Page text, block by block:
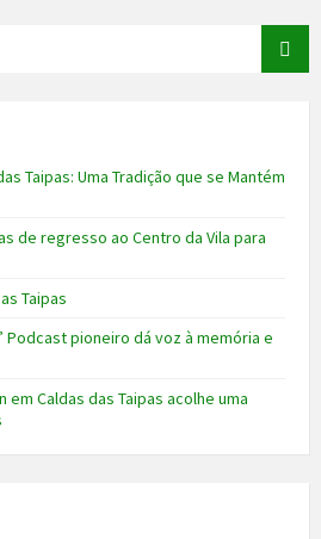
Taipas: Uma Tradição que se Mantém
de regresso ao Centro da Vila para
Taipas
Podcast pioneiro dá voz à memória e
em Caldas das Taipas acolhe uma